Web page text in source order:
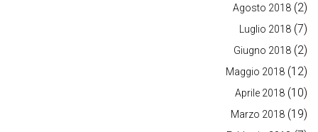
Agosto 2018 (2)
Luglio 2018 (7)
Giugno 2018 (2)
Maggio 2018 (12)
Aprile 2018 (10)
Marzo 2018 (19)